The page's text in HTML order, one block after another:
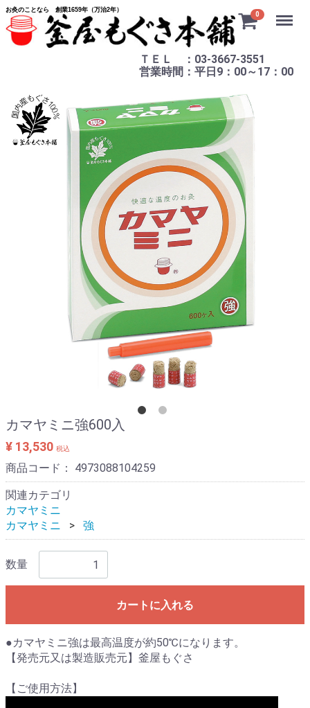
お灸のことなら 創業1659年（万治2年）
0
ＴＥＬ ：03-3667-3551
営業時間：平日9：00～17：00
Menu
カマヤミニ強600入
¥ 13,530 税込
商品コード： 4973088104259
関連カテゴリ
カマヤミニ
カマヤミニ
強
数量
カートに入れる
●カマヤミニ強は最高温度が約50℃になります。
【発売元又は製造販売元】釜屋もぐさ
【ご使用方法】